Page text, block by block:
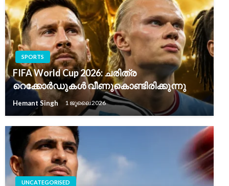
SPORTS
FIFA World Cup 2026: ചരിത്ര
റെക്കോർഡുകൾ വീണുകൊണ്ടിരിക്കുന്നു
Hemant Singh 1 ജൂലൈ 2026
UNCATEGORISED